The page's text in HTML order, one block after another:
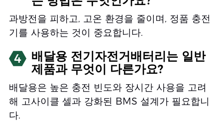
과방전을 피하고, 고온 환경을 줄이며, 정품 충전
기를 사용하는 것이 중요합니다.
4
배달용 전기자전거배터리는 일반
제품과 무엇이 다른가요?
배달용은 높은 충전 빈도와 장시간 사용을 고려
해 고사이클 셀과 강화된 BMS 설계가 필요합니
다.